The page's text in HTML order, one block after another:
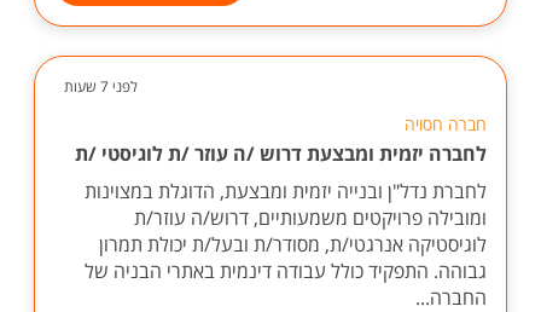
לפני 7 שעות
חברה חסויה
לחברה יזמית ומבצעת דרוש /ה עוזר /ת לוגיסטי /ת
לחברת נדל"ן ובנייה יזמית ומבצעת, הדוגלת במצוינות
ומובילה פרויקטים משמעותיים, דרוש/ה עוזר/ת
לוגיסטיקה אנרגטי/ת, מסודר/ת ובעל/ת יכולת תמרון
גבוהה. התפקיד כולל עבודה דינמית באתרי הבניה של
החברה...